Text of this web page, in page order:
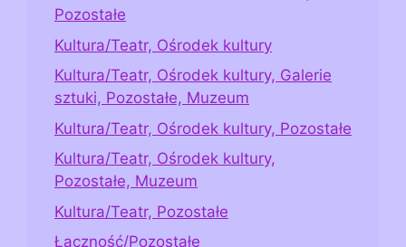
Pozostałe
Kultura/Teatr, Ośrodek kultury
Kultura/Teatr, Ośrodek kultury, Galerie
sztuki, Pozostałe, Muzeum
Kultura/Teatr, Ośrodek kultury, Pozostałe
Kultura/Teatr, Ośrodek kultury,
Pozostałe, Muzeum
Kultura/Teatr, Pozostałe
Łączność/Pozostałe